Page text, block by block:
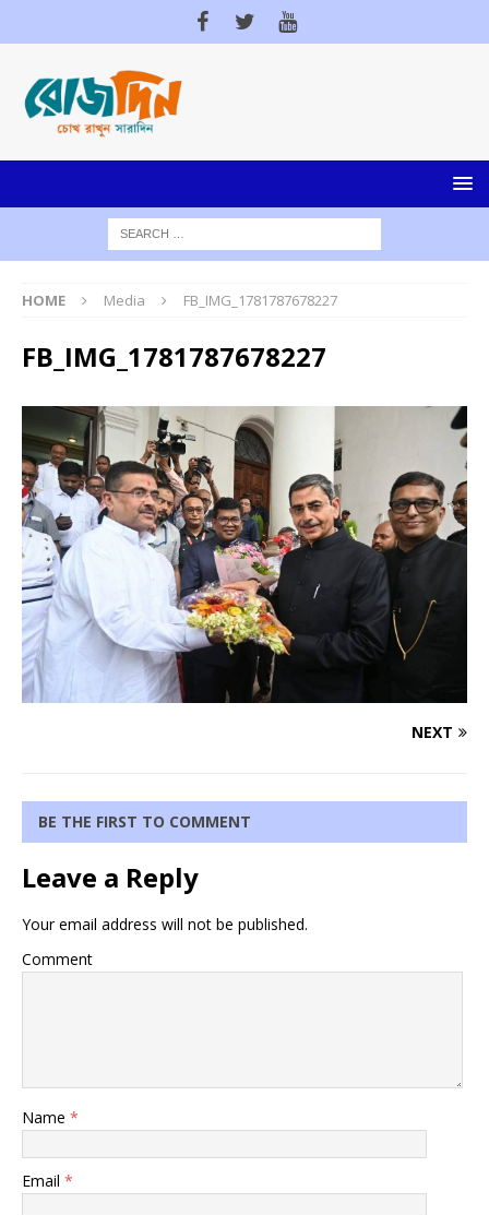
HOME Media FB_IMG_1781787678227
FB_IMG_1781787678227
NEXT
BE THE FIRST TO COMMENT
Leave a Reply
Your email address will not be published.
Comment
Name *
Email *